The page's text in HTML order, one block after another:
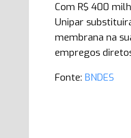
Com R$ 400
Unipar
membrana na
empregos
Fonte: BNDES